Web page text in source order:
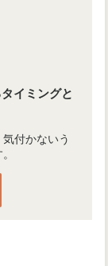
イミングと
付かないう